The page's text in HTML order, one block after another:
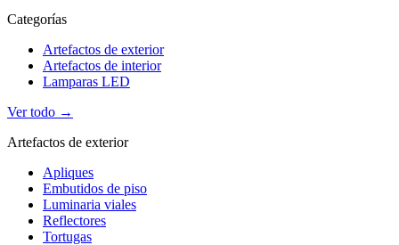
Categorías
Artefactos de exterior
Artefactos de interior
Lamparas LED
Ver todo →
Artefactos de exterior
Apliques
Embutidos de piso
Luminaria viales
Reflectores
Tortugas